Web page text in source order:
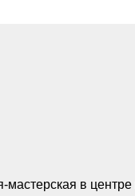
мастерская в центре